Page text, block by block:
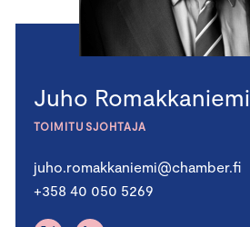
Juho Romakkaniemi
TOIMITUSJOHTAJA
juho.romakkaniemi@chamber.fi
+358 40 050 5269